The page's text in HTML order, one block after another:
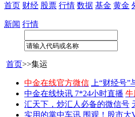
首页 财经 股票 行情 数据 基金 黄金
新闻 行情
首页>>集运
中金在线官方微信
上“财经号
中金在线快讯 7*24小时直播 牛
汇天下，炒汇人必备的微信号
实用的掌中车讯 围观！股市大